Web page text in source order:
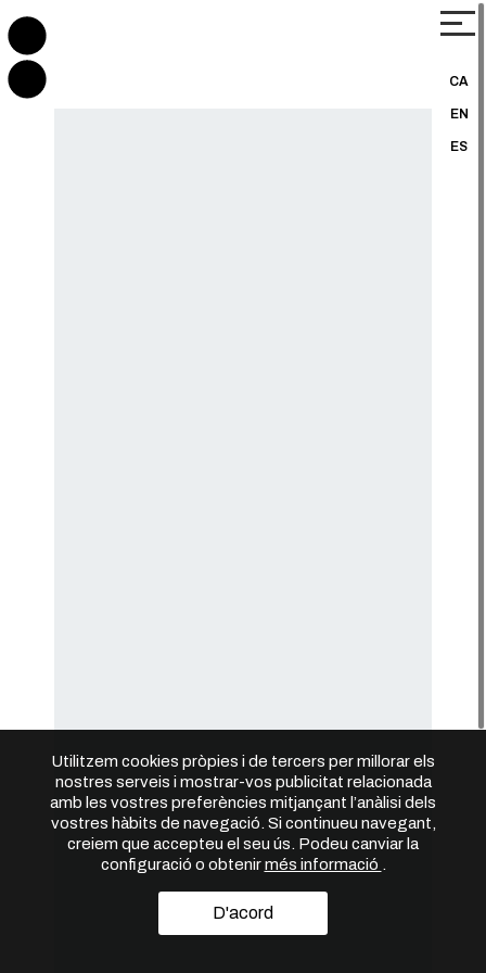
CA
EN
ES
Utilitzem cookies pròpies i de tercers per millorar els
nostres serveis i mostrar-vos publicitat relacionada
amb les vostres preferències mitjançant l’anàlisi dels
vostres hàbits de navegació. Si continueu navegant,
creiem que accepteu el seu ús. Podeu canviar la
configuració o obtenirmés informació
D'acord